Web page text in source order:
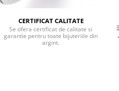
CERTIFICAT CALITATE
Se ofera certificat de calitate si
garantie pentru toate bijuteriile din
argint.